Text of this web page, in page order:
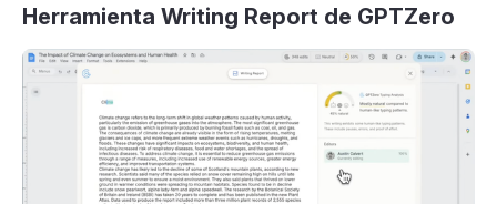
Herramienta Writing Report de GPTZero